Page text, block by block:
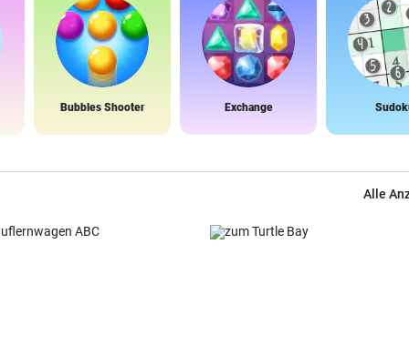
Bubbles Shooter Exchange
Alle